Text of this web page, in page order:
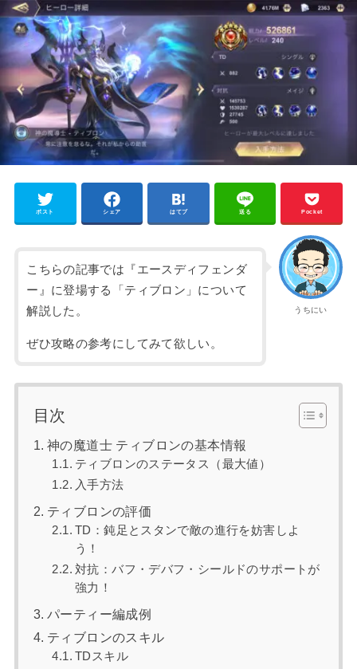
ポスト シェア はてブ 送る Pocket
うちにい
こちらの記事では『エースディフェンダ
ー』に登場する「ティブロン」について
解説した。
ぜひ攻略の参考にしてみて欲しい。
目次
神の魔道士 ティブロンの基本情報
ティブロンのステータス（最大値）
入手方法
ティブロンの評価
TD：鈍足とスタンで敵の進行を妨害しよ
う！
対抗：バフ・デバフ・シールドのサポートが
強力！
パーティー編成例
ティブロンのスキル
TDスキル